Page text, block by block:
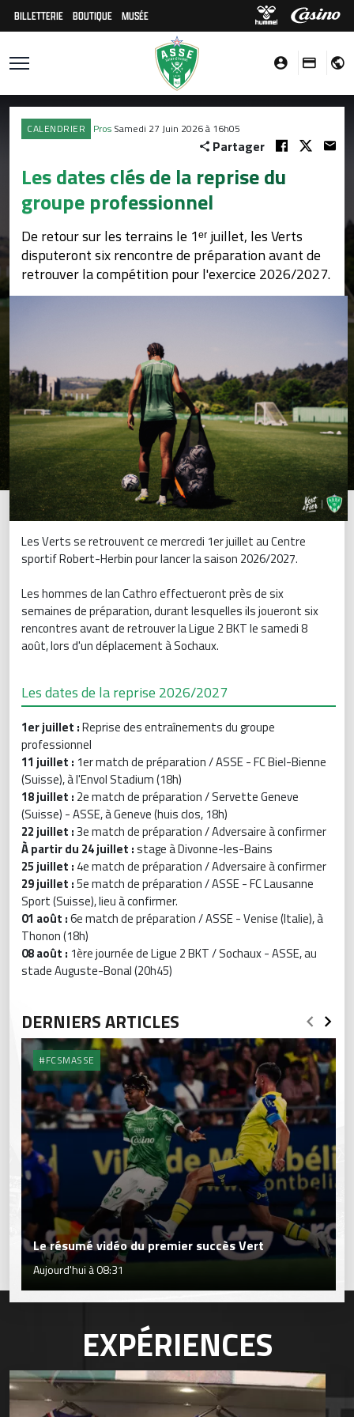
BILLETTERIE BOUTIQUE MUSÉE
CALENDRIER Pros Samedi 27 Juin 2026 à 16h05
Partager
Les dates clés de la reprise du
groupe professionnel
De retour sur les terrains le 1ᵉʳ juillet, les Verts
disputeront six rencontre de préparation avant de
retrouver la compétition pour l'exercice 2026/2027.
Les Verts se retrouvent ce mercredi 1er juillet au Centre
sportif Robert-Herbin pour lancer la saison 2026/2027.
Les hommes de Ian Cathro effectueront près de six
semaines de préparation, durant lesquelles ils joueront six
rencontres avant de retrouver la Ligue 2 BKT le samedi 8
août, lors d'un déplacement à Sochaux.
Les dates de la reprise 2026/2027
1er juillet :Reprise des entraînements du groupe
professionnel
11 juillet : 1er match de préparation / ASSE - FC Biel-Bienne
(Suisse), à l'Envol Stadium (18h)
⁠18 juillet : 2e match de préparation / Servette Geneve
(Suisse) - ASSE, à Geneve (huis clos, 18h)
22 juillet :3e match de préparation / Adversaire à confirmer
À partir du 24 juillet :stage à Divonne-les-Bains
25 juillet : 4e match de préparation / Adversaire à confirmer
29 juillet :5e match de préparation / ASSE - FC Lausanne
Sport (Suisse), lieu à confirmer.
01 août :6e match de préparation / ASSE - Venise (Italie), à
Thonon (18h)
08 août : 1ère journée de Ligue 2 BKT / Sochaux - ASSE, au
stade Auguste-Bonal (20h45)
DERNIERS ARTICLES
#FCSMASSE
Le résumé vidéo du premier succès Vert
Aujourd'hui à 08:31
EXPÉRIENCES